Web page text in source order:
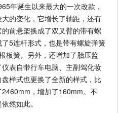
年诞生以来最大的一次改款，
的变化，它增长了轴距，还有
前悬架换成了双叉臂的带有螺
5连杆形式，也是带有螺旋弹簧
板簧。另外，还增加了胎压监
表自带行车电脑、主副驾化妆
样式也更换了全新的样式，比
，增加了160mm。不
然如此。